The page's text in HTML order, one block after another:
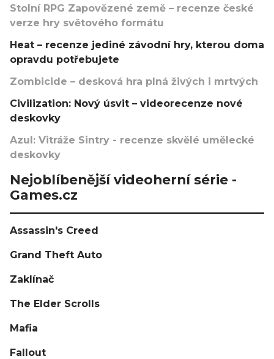
Stolní RPG Zapovězené země – recenze české
verze hry světového formátu
Heat – recenze jediné závodní hry, kterou doma
opravdu potřebujete
Zombicide – desková hra plná živých i mrtvých
Civilization: Nový úsvit – videorecenze nové
deskovky
Azul: Vitráže Sintry - recenze skvělé umělecké
deskovky
Nejoblíbenější videoherní série -
Games.cz
Assassin's Creed
Grand Theft Auto
Zaklínač
The Elder Scrolls
Mafia
Fallout